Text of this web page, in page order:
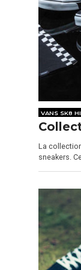
VANS SK8 HI
La
sneakers.